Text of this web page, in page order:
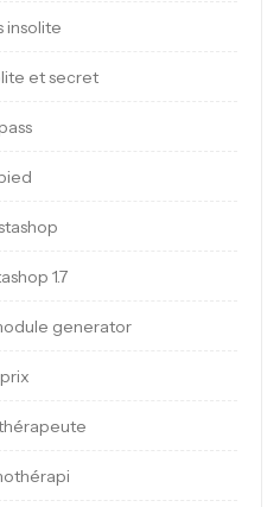
insolite
et secret
pass
1.7
generator
prix